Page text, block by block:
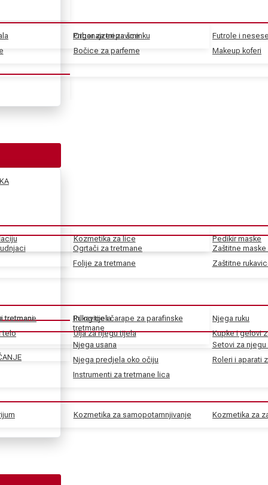
Pribor za trepavice
Organajzeri za šminku
Bočice za parfeme
Futrole i
Makeup koferi
tretmane
Rukavice i čarape za parafinske
tretmane
Ogrtači za tretmane
Folije za tretmane
Zaštitne
Zaštitne
Njega usana
Njega predjela oko očiju
Instrumenti za tretmane lica
Setovi za njegu
Roleri i aparati
Kozmetika za lice Pedikir maske
tretmani
telo
Piling tijela
Ulja za njegu tijela
Njega ruku
Kupke i gelovi
Kozmetika za samopotamnjivanje Kozmetika za